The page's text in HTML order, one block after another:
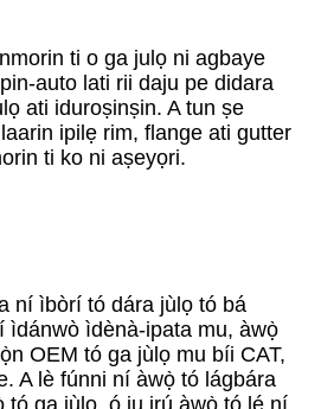
ti o ga julọ ni agbaye
auto lati rii daju pe didara
ati iduroṣinṣin. A tun ṣe
ipilẹ rim, flange ati gutter
ti ko ni aṣeyọri.
ní ìbòrí tó dára jùlọ tó bá
ìdánwò ìdènà-ipata mu, àwọ̀
OEM tó ga jùlọ mu bíi CAT,
A lè fúnni ní àwọ̀ tó lágbára
tó ga jùlọ, ó ju irú àwọ̀ tó lé ní